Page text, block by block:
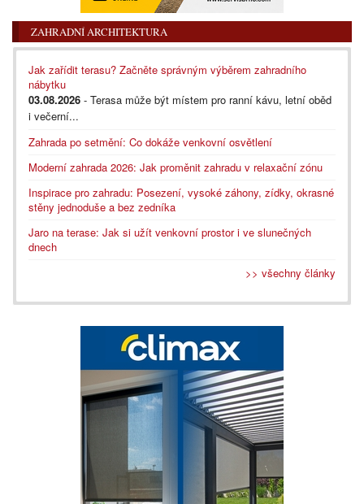
ZAHRADNÍ ARCHITEKTURA
Jak zařídit terasu? Začněte správným výběrem zahradního
nábytku
03.08.2026 - Terasa může být místem pro ranní kávu, letní oběd
i večerní...
Zahrada po setmění: Co dokáže venkovní osvětlení
Moderní zahrada 2026: Jak proměnit zahradu v relaxační zónu
Inspirace pro zahradu: Posezení, vysoké záhony, zídky, okrasné
stěny jednoduše a bez zedníka
Jaro na terase: Jak si užít venkovní prostor i ve slunečných
dnech
>> všechny články